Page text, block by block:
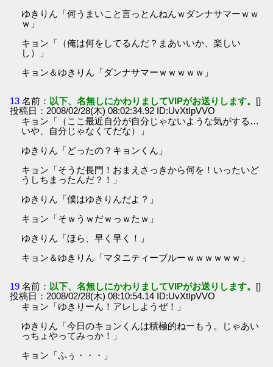
ゆきりん「何うまいこと言っとんねんｗダンナサマーｗｗ
ｗ」
キョン「（俺は何をしてるんだ？まあいいか、楽しい
し）」
キョン＆ゆきりん「ダンナサマーｗｗｗｗｗ」
13 名前： 以下、名無しにかわりましてVIPがお送りします。 []
投稿日：2008/02/28(木) 08:02:34.92 ID:UvXtIpVVO
キョン「（ここ最近自分が自分じゃないような気がする…
いや、自分じゃなくてだな）」
ゆきりん「どったの？キョンくん」
キョン「そうだ長門！おまえさっきから何を！いったいど
うしちまったんだ？！」
ゆきりん「僕はゆきりんだよ？」
キョン「そｗうｗだｗっｗたｗ」
ゆきりん「ほら、早く早く！」
キョン＆ゆきりん「マタニティーブルーｗｗｗｗｗｗ」
19 名前： 以下、名無しにかわりましてVIPがお送りします。 []
投稿日：2008/02/28(木) 08:10:54.14 ID:UvXtIpVVO
キョン「ゆきりーん！アレしようぜ！」
ゆきりん「今日のキョンくんは積極的ねーもう。じゃあい
っちょやってみっか！」
キョン「ふぅ・・・」